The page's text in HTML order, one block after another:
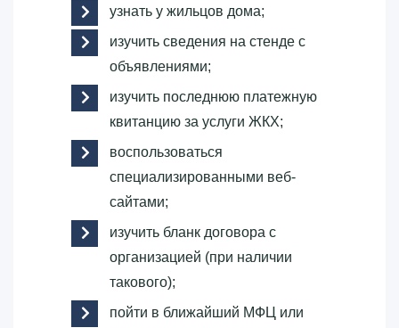
узнать у жильцов дома;
изучить сведения на стенде с
объявлениями;
изучить последнюю платежную
квитанцию за услуги ЖКХ;
воспользоваться
специализированными веб-
сайтами;
изучить бланк договора с
организацией (при наличии
такового);
пойти в ближайший МФЦ или